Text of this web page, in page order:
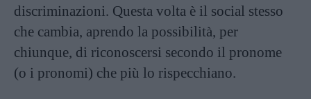
discriminazioni. Questa volta è il social stesso
che cambia, aprendo la possibilità, per
chiunque, di riconoscersi secondo il pronome
(o i pronomi) che più lo rispecchiano.